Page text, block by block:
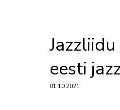
eesti
01.10.2021